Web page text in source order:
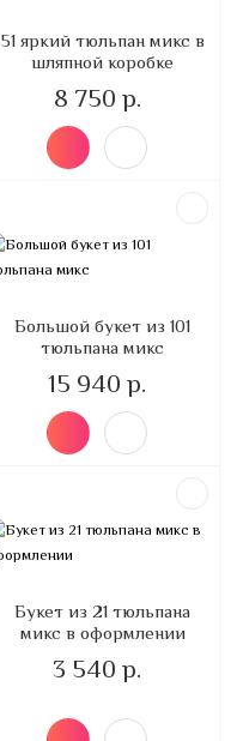
51 яркий тюльпан микс в
шляпной коробке
8 750 р.
Большой букет из 101
тюльпана микс
15 940 р.
Букет из 21 тюльпана
микс в оформлении
3 540 р.